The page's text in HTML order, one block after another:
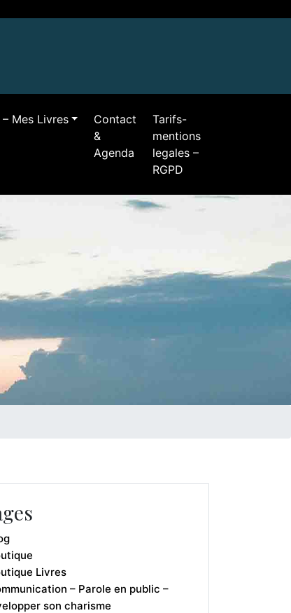
Mes Livres
Contact
&
Agenda
Tarifs-
mentions
legales –
RGPD
Livres
– Parole en public –
son charisme